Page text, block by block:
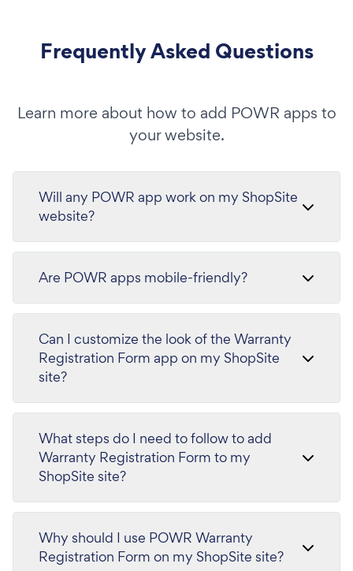
Frequently Asked Questions
Learn more about how to add POWR apps to
your website.
Will any POWR app work on my ShopSite
website?
Are POWR apps mobile-friendly?
Can I customize the look of the Warranty
Registration Form app on my ShopSite
site?
What steps do I need to follow to add
Warranty Registration Form to my
ShopSite site?
Why should I use POWR Warranty
Registration Form on my ShopSite site?